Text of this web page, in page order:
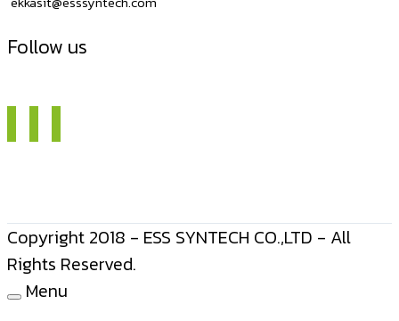
Follow us
Copyright 2018 - ESS SYNTECH CO.,LTD - All
Rights Reserved.
Menu